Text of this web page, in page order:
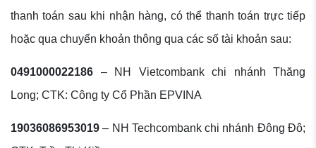
thanh toán sau khi nhận hàng, có thể thanh toán trực tiếp
hoặc qua chuyển khoản thông qua các số tài khoản sau:
0491000022186 – NH Vietcombank chi nhánh Thăng
Long; CTK: Công ty Cổ Phần EPVINA
19036086953019– NH Techcombank chi nhánh Đông Đô;